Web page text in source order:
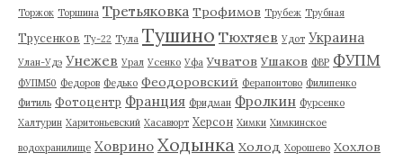
Торжок Торшина Третьяковка Трофимов Трубеж Трубная
Трусенков Ту-22 Тула Тушино Тюхтяев Удот Украина
Улан-Удэ Унежев Урал Усенко Уфа Учватов Ушаков ФВР ФУПМ
ФУПМ50 Федоров Федько Феодоровский Ферапонтово Филипенко
Фитиль Фотоцентр Франция Фридман Фролкин Фурсенко
Халтурин Харитоньевский Хасавюрт Херсон Химки Химкинское
водохранилище Ховрино Ходынка Холод Хорошево Хохлов